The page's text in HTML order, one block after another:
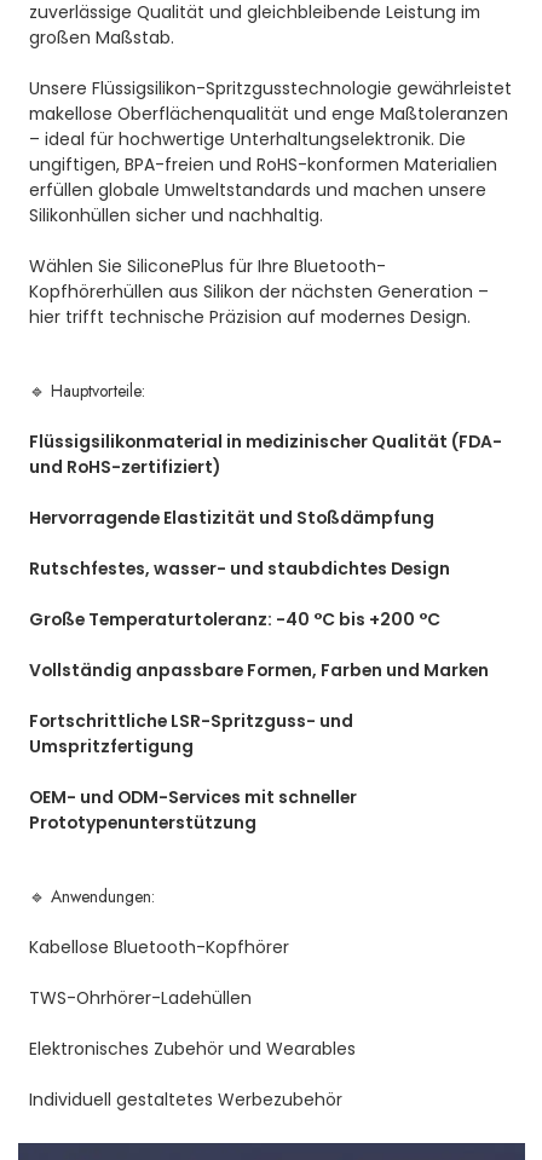
zuverlässige Qualität und gleichbleibende Leistung im
großen Maßstab.
Unsere Flüssigsilikon-Spritzgusstechnologie gewährleistet
makellose Oberflächenqualität und enge Maßtoleranzen
– ideal für hochwertige Unterhaltungselektronik. Die
ungiftigen, BPA-freien und RoHS-konformen Materialien
erfüllen globale Umweltstandards und machen unsere
Silikonhüllen sicher und nachhaltig.
Wählen Sie SiliconePlus für Ihre Bluetooth-
Kopfhörerhüllen aus Silikon der nächsten Generation –
hier trifft technische Präzision auf modernes Design.
🔹 Hauptvorteile:
Flüssigsilikonmaterial in medizinischer Qualität (FDA-
und RoHS-zertifiziert)
Hervorragende Elastizität und Stoßdämpfung
Rutschfestes, wasser- und staubdichtes Design
Große Temperaturtoleranz: -40 °C bis +200 °C
Vollständig anpassbare Formen, Farben und Marken
Fortschrittliche LSR-Spritzguss- und
Umspritzfertigung
OEM- und ODM-Services mit schneller
Prototypenunterstützung
🔹 Anwendungen:
Kabellose Bluetooth-Kopfhörer
TWS-Ohrhörer-Ladehüllen
Elektronisches Zubehör und Wearables
Individuell gestaltetes Werbezubehör